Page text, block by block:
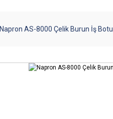
Napron AS-8000 Çelik Burun İş Botu